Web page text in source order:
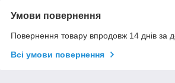
Умови повернення
Повернення товару впродовж 14 днів за
Всі умови повернення